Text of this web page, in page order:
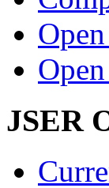
JSER